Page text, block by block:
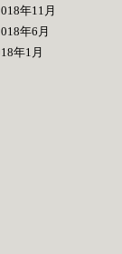
年11月
年6月
年1月